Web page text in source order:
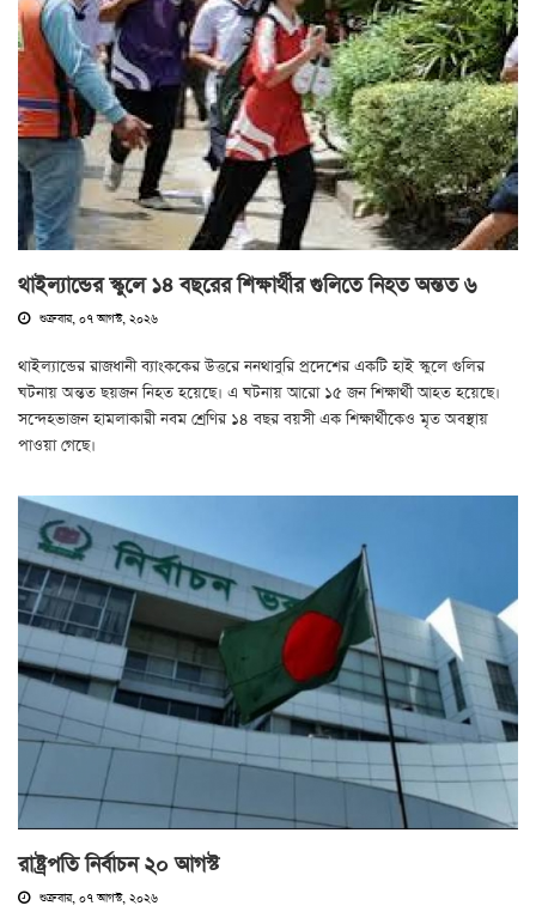
থাইল্যান্ডের স্কুলে ১৪ বছরের শিক্ষার্থীর গুলিতে নিহত অন্তত ৬
শুক্রবার, ০৭ আগস্ট, ২০২৬
থাইল্যান্ডের রাজধানী ব্যাংককের উত্তরে ননথাবুরি প্রদেশের একটি হাই স্কুলে গুলির
ঘটনায় অন্তত ছয়জন নিহত হয়েছে। এ ঘটনায় আরো ১৫ জন শিক্ষার্থী আহত হয়েছে।
সন্দেহভাজন হামলাকারী নবম শ্রেণির ১৪ বছর বয়সী এক শিক্ষার্থীকেও মৃত অবস্থায়
পাওয়া গেছে।
রাষ্ট্রপতি নির্বাচন ২০ আগস্ট
শুক্রবার, ০৭ আগস্ট, ২০২৬